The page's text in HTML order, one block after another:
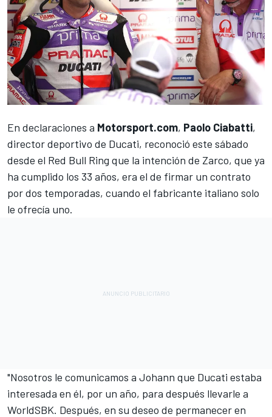
En declaraciones a Motorsport.com, Paolo Ciabatti,
director deportivo de Ducati, reconoció este sábado
desde el Red Bull Ring que la intención de Zarco, que ya
ha cumplido los 33 años, era el de firmar un contrato
por dos temporadas, cuando el fabricante italiano solo
le ofrecía uno.
"Nosotros le comunicamos a Johann que Ducati estaba
interesada en él, por un año, para después llevarle a
WorldSBK. Después, en su deseo de permanecer en